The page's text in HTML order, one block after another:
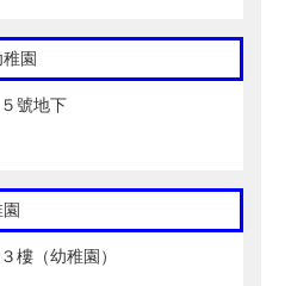
園
號地下
樓（幼稚園）